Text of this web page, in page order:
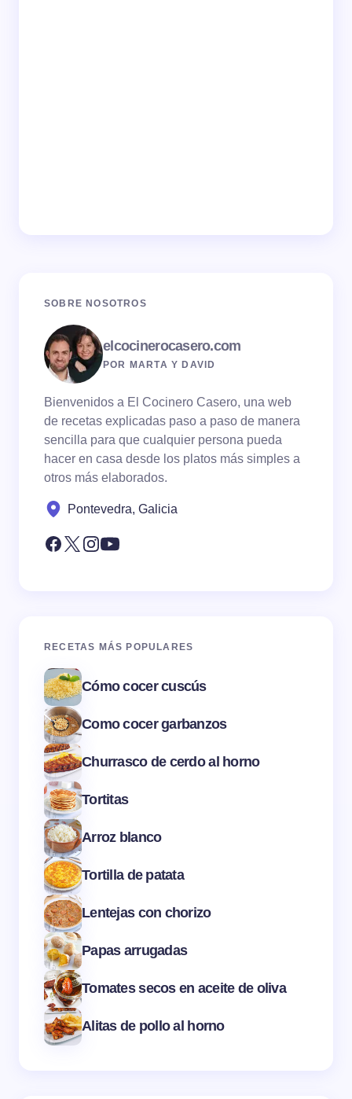
SOBRE NOSOTROS
elcocinerocasero.com
POR MARTA Y DAVID
Bienvenidos a El Cocinero Casero, una web
de recetas explicadas paso a paso de manera
sencilla para que cualquier persona pueda
hacer en casa desde los platos más simples a
otros más elaborados.
Pontevedra, Galicia
RECETAS MÁS POPULARES
Cómo cocer cuscús
Como cocer garbanzos
Churrasco de cerdo al horno
Tortitas
Arroz blanco
Tortilla de patata
Lentejas con chorizo
Papas arrugadas
Tomates secos en aceite de oliva
Alitas de pollo al horno